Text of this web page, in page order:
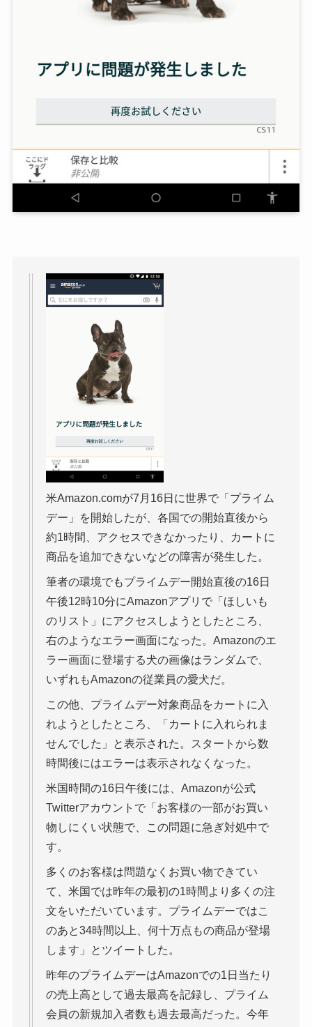
米Amazon.comが7月16日に世界で「プライム
デー」を開始したが、各国での開始直後から
約1時間、アクセスできなかったり、カートに
商品を追加できないなどの障害が発生した。
筆者の環境でもプライムデー開始直後の16日
午後12時10分にAmazonアプリで「ほしいも
のリスト」にアクセスしようとしたところ、
右のようなエラー画面になった。Amazonのエ
ラー画面に登場する犬の画像はランダムで、
いずれもAmazonの従業員の愛犬だ。
この他、プライムデー対象商品をカートに入
れようとしたところ、「カートに入れられま
せんでした」と表示された。スタートから数
時間後にはエラーは表示されなくなった。
米国時間の16日午後には、Amazonが公式
Twitterアカウントで「お客様の一部がお買い
物しにくい状態で、この問題に急ぎ対処中で
す。
多くのお客様は問題なくお買い物できてい
て、米国では昨年の最初の1時間より多くの注
文をいただいています。プライムデーではこ
のあと34時間以上、何十万点もの商品が登場
します」とツイートした。
昨年のプライムデーはAmazonでの1日当たり
の売上高として過去最高を記録し、プライム
会員の新規加入者数も過去最高だった。今年